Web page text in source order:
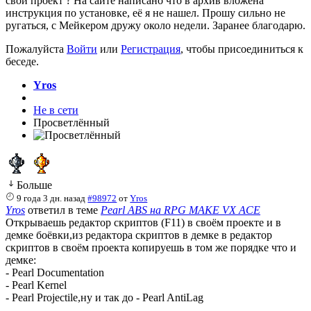
инструкция по установке, её я не нашел. Прошу сильно не
ругаться, с Мейкером дружу около недели. Заранее благодарю.
Пожалуйста Войти или Регистрация, чтобы присоединиться к
беседе.
Yros
Не в сети
Просветлённый
Больше
9 года 3 дн. назад #98972 отYros
Yros ответил в теме Pearl ABS на RPG MAKE VX ACE
Открываешь редактор скриптов (F11) в своём проекте и в
демке боёвки,из редактора скриптов в демке в редактор
скриптов в своём проекта копируешь в том же порядке что и
демке:
- Pearl Documentation
- Pearl Kernel
- Pearl Projectile,ну и так до - Pearl AntiLag